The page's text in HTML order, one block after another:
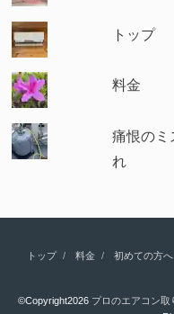
トップ
料金
痛恨の
れ
トップ 料金 初めての方へ
©Copyright2026 プロのエアコン